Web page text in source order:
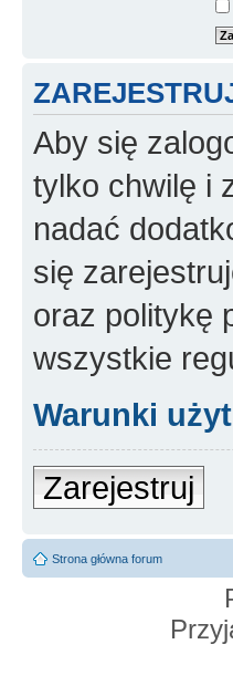
Aby się
tylko chwilę i
nadać
się
oraz politykę
wszystkie
Warunki
Zarejestruj
Strona główna forum